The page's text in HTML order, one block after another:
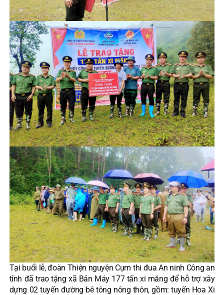
Tại buổi lễ, đoàn Thiện nguyện Cụm thi đua An ninh Công an
tỉnh đã trao tặng xã Bản Máy 177 tấn xi măng để hỗ trợ xây
dựng 02 tuyến đường bê tông nông thôn, gồm: tuyến Hoa Xi